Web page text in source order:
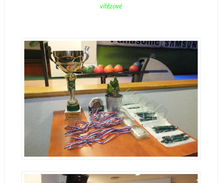
vítězové